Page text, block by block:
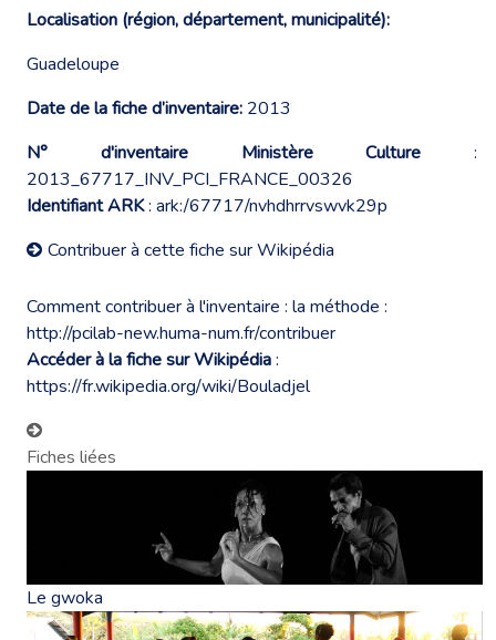
Localisation (région, département, municipalité):
Guadeloupe
Date de la fiche d’inventaire: 2013
N° d'inventaire Ministère Culture :
2013_67717_INV_PCI_FRANCE_00326
Identifiant ARK: ark:/67717/nvhdhrrvswvk29p
Contribuer à cette fiche sur Wikipédia
Comment contribuer à l'inventaire : la méthode :
http://pcilab-new.huma-num.fr/contribuer
Accéder à la fiche sur Wikipédia:
https://fr.wikipedia.org/wiki/Bouladjel
Fiches liées
Le gwoka